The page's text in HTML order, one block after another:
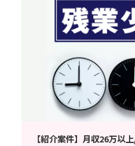
【紹介案件】月収26万以